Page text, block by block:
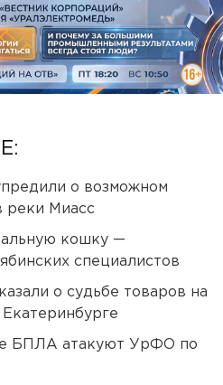
о возможном
реки Миасс
кошку —
специалистов
о судьбе товаров на
БПЛА атакуют УрФО по